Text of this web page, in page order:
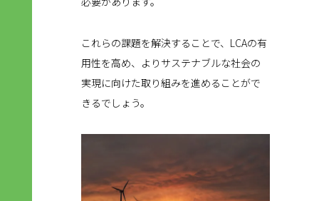
これらの課題を解決することで、LCAの有
用性を高め、よりサステナブルな社会の
実現に向けた取り組みを進めることがで
きるでしょう。